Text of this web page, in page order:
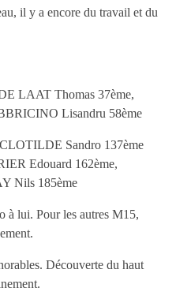
il y a encore du travail et du
LAAT Thomas 37ème,
Lisandru 58ème
Sandro 137ème
Edouard 162ème,
Nils 185ème
à lui. Pour les autres M15,
Découverte du haut